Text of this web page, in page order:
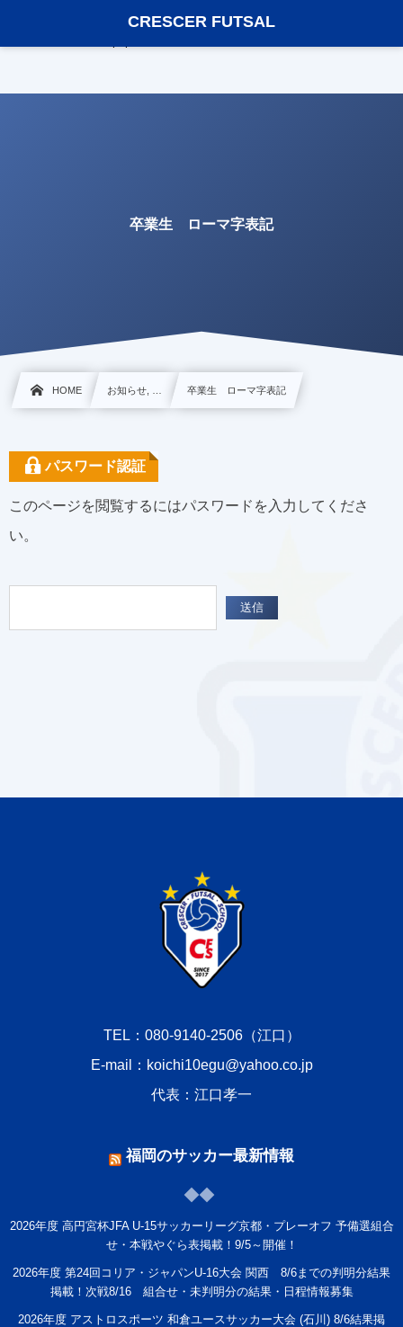
: Undefined array key "edit_link" in
/home/greencard20/crescerfutsal.net/public_html/wp-content/themes/dp-
CRESCER FUTSAL
卒業生 ローマ字表記
HOME お知らせ, … 卒業生 ローマ字表記
パスワード認証
このページを閲覧するにはパスワードを入力してくださ
い。
TEL：080-9140-2506（江口）
E-mail：koichi10egu@yahoo.co.jp
代表：江口孝一
福岡のサッカー最新情報
2026年度 高円宮杯JFA U-15サッカーリーグ京都・プレーオフ 予備選組合
せ・本戦やぐら表掲載！9/5～開催！
2026年度 第24回コリア・ジャパンU-16大会 関西 8/6までの判明分結果
掲載！次戦8/16 組合せ・未判明分の結果・日程情報募集
2026年度 アストロスポーツ 和倉ユースサッカー大会 (石川) 8/6結果掲